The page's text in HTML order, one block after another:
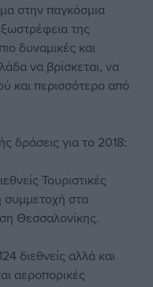
στην παγκόσμια
της
δυναμικές και
να βρίσκεται, να
και περισσότερο από
δράσεις για το 2018:
Τουριστικές
συμμετοχή στα
Θεσσαλονίκης.
διεθνείς αλλά και
αεροπορικές